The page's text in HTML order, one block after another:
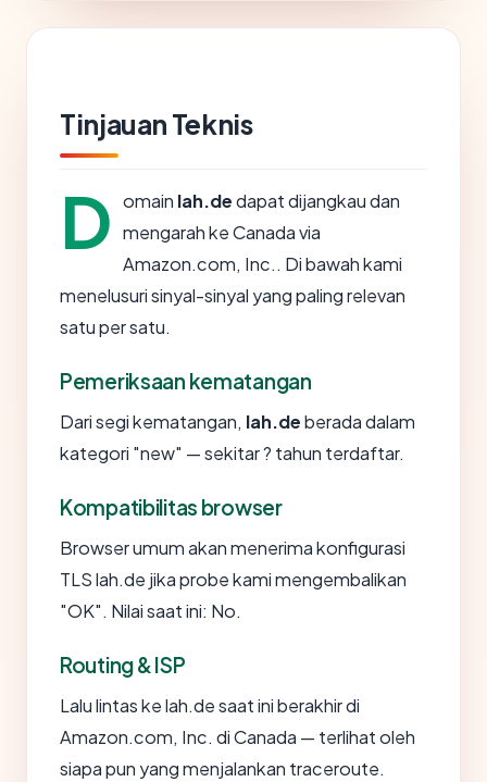
Tinjauan Teknis
D omain lah.dedapat dijangkau dan
mengarah ke Canada via
Amazon.com, Inc.. Di bawah kami
menelusuri sinyal-sinyal yang paling relevan
satu per satu.
Pemeriksaan kematangan
Dari segi kematangan, lah.deberada dalam
kategori "new" — sekitar ? tahun terdaftar.
Kompatibilitas browser
Browser umum akan menerima konfigurasi
TLS lah.de jika probe kami mengembalikan
"OK". Nilai saat ini: No.
Routing & ISP
Lalu lintas ke lah.de saat ini berakhir di
Amazon.com, Inc. di Canada — terlihat oleh
siapa pun yang menjalankan traceroute.